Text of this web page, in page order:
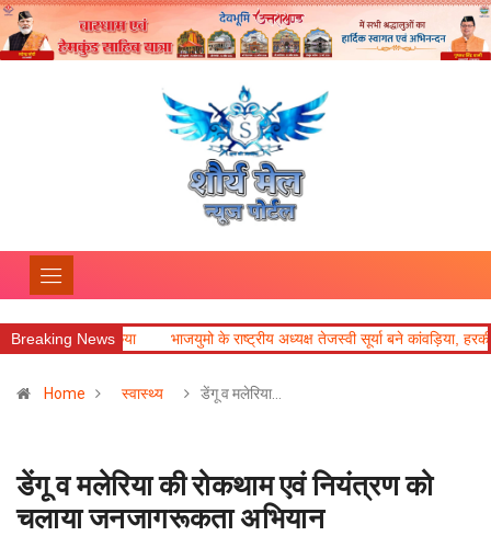
Breaking News
किया भाजयुमो के राष्ट्रीय अध्यक्ष तेजस्वी सूर्या बने कांवड़िया, हरकी पैड़ी से
Home स्वास्थ्य डेंगू व मलेरिया…
डेंगू व मलेरिया की रोकथाम एवं नियंत्रण को
चलाया जनजागरूकता अभियान